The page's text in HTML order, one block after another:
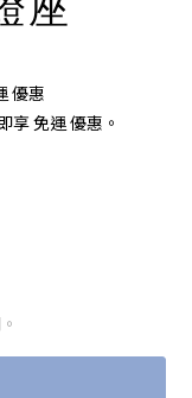
優惠
享 免運 優惠。